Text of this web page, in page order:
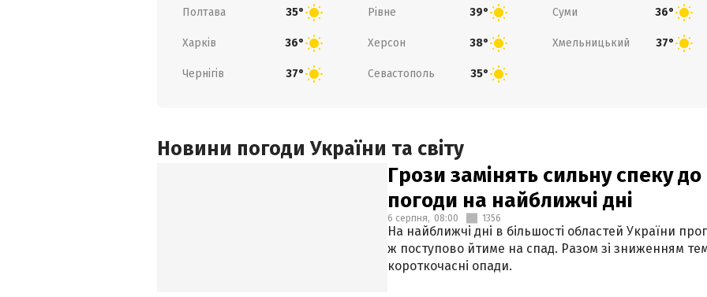
Полтава 35° Рівне 39° Суми 36°
Харків 36° Херсон 38° Хмельницький 37°
Чернігів 37° Севастополь 35°
Новини погоди України та світу
Грози замінять сильну спеку
погоди на найближчі дні
6 серпня, 08:00 1356
На найближчі дні в більшості областей України
ж поступово йтиме на спад. Разом зі зниженням
короткочасні опади.